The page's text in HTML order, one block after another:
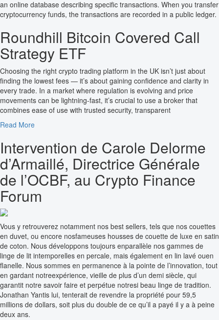
an online database describing specific transactions. When you transfer
cryptocurrency funds, the transactions are recorded in a public ledger.
Roundhill Bitcoin Covered Call
Strategy ETF
Choosing the right crypto trading platform in the UK isn’t just about
finding the lowest fees — it’s about gaining confidence and clarity in
every trade. In a market where regulation is evolving and price
movements can be lightning-fast, it’s crucial to use a broker that
combines ease of use with trusted security, transparent
Read More
Intervention de Carole Delorme
d’Armaillé, Directrice Générale
de l’OCBF, au Crypto Finance
Forum
Vous y retrouverez notamment nos best sellers, tels que nos couettes
en duvet, ou encore nosfameuses housses de couette de luxe en satin
de coton. Nous développons toujours enparallèle nos gammes de
linge de lit intemporelles en percale, mais également en lin lavé ouen
flanelle. Nous sommes en permanence à la pointe de l’innovation, tout
en gardant notreexpérience, vieille de plus d’un demi siècle, qui
garantit notre savoir faire et perpétue notresi beau linge de tradition.
Jonathan Yantis lui, tenterait de revendre la propriété pour 59,5
millions de dollars, soit plus du double de ce qu’il a payé il y a à peine
deux ans.